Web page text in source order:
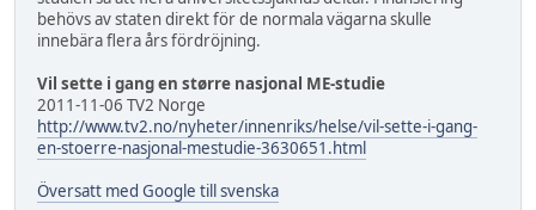
behövs av staten direkt för de normala vägarna skulle
innebära flera års fördröjning.
Vil sette i gang en større nasjonal ME-studie
2011-11-06 TV2 Norge
http://www.tv2.no/nyheter/innenriks/helse/vil-sette-i-gang-
en-stoerre-nasjonal-mestudie-3630651.html
Översatt med Google till svenska